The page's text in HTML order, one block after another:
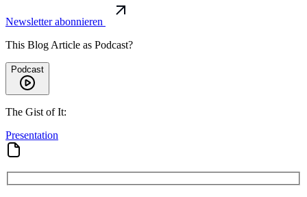
Newsletter abonnieren
This Blog Article as Podcast?
Podcast
The Gist of It:
Presentation